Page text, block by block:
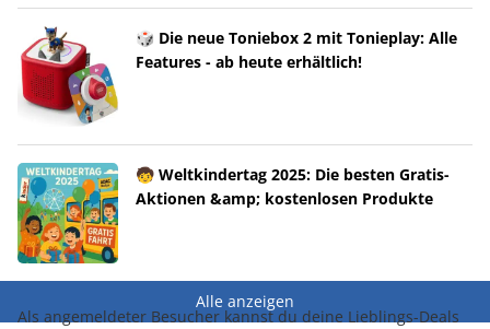
🎲 Die neue Toniebox 2 mit Tonieplay: Alle
Features - ab heute erhältlich!
🧒 Weltkindertag 2025: Die besten Gratis-
Aktionen &amp; kostenlosen Produkte
Alle anzeigen
Als angemeldeter Besucher kannst du deine Lieblings-Deals